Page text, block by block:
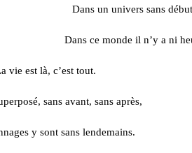
Dans un univers sans
Dans ce monde il n’y a ni
vie est là, c’est tout.
sans avant, sans après,
y sont sans lendemains.